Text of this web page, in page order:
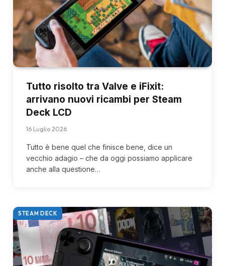
Tutto risolto tra Valve e iFixit:
arrivano nuovi ricambi per Steam
Deck LCD
16 Luglio 2026
Tutto è bene quel che finisce bene, dice un
vecchio adagio – che da oggi possiamo applicare
anche alla questione…
STEAM DECK